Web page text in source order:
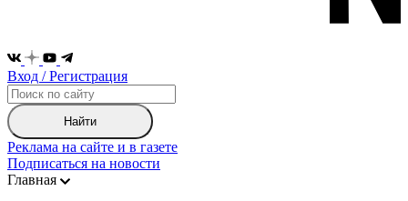
Вход / Регистрация
Найти
Реклама на сайте и в газете
Подписаться на новости
Главная